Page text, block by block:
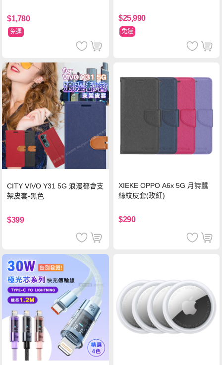
$1,780
免運
$25,990
免運
CITY VIVO Y31 5G 浪漫都會支
架皮套-黑色
$399
XIEKE OPPO A6x 5G 月詩蠶
絲紋皮套(玫紅)
$290